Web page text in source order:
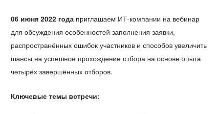
06 июня 2022 года приглашаем ИТ-компании на вебинар
для обсуждения особенностей заполнения заявки,
распространённых ошибок участников и способов увеличить
шансы на успешное прохождение отбора на основе опыта
четырёх завершённых отборов.
Ключевые темы встречи: